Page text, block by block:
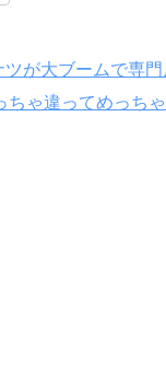
ツが大ブームで専
ちゃ違ってめっち